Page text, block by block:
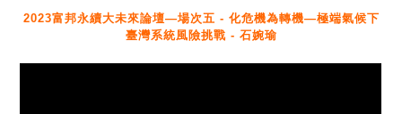
2023富邦永續大未來論壇—場次五 - 化危機為轉機—極端氣候下
臺灣系統風險挑戰 - 石婉瑜